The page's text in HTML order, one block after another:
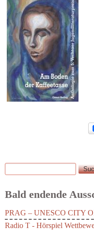
Suchformular
Suche
Bald endende
PRAG – UNESCO CITY
Radio T - Hörspiel